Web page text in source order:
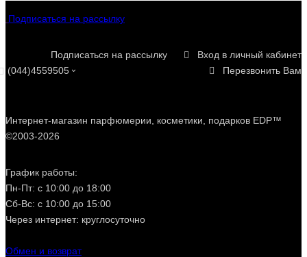
Подписаться на рассылку
Подписаться на рассылку
Вход в личный кабинет
Перезвонить Вам
(044)4559505
Интернет-магазин парфюмерии, косметики, подарков EDP™
©2003-2026
График работы:
Пн-Пт: с 10:00 до 18:00
Сб-Вс: с 10:00 до 15:00
Через интернет: круглосуточно
Обмен и возврат